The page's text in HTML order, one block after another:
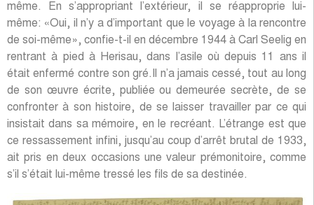
même. En s’appropriant l’extérieur, il se réapproprie lui-
même: «Oui, il n’y a d’important que le voyage à la rencontre
de soi-même», confie-t-il en décembre 1944 à Carl Seelig en
rentrant à pied à Herisau, dans l’asile où depuis 11 ans il
était enfermé contre son gré.Il n’a jamais cessé, tout au long
de son œuvre écrite, publiée ou demeurée secrète, de se
confronter à son histoire, de se laisser travailler par ce qui
insistait dans sa mémoire, en le recréant. L’étrange est que
ce ressassement infini, jusqu’au coup d’arrêt brutal de 1933,
ait pris en deux occasions une valeur prémonitoire, comme
s’il s’était lui-même tressé les fils de sa destinée.